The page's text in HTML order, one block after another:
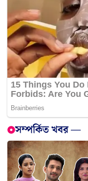
সম্পর্কিত খবর —